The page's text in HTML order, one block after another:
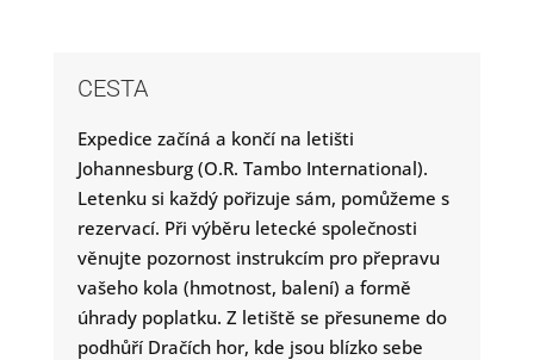
CESTA
Expedice začíná a končí na letišti
Johannesburg (O.R. Tambo International).
Letenku si každý pořizuje sám, pomůžeme s
rezervací. Při výběru letecké společnosti
věnujte pozornost instrukcím pro přepravu
vašeho kola (hmotnost, balení) a formě
úhrady poplatku. Z letiště se přesuneme do
podhůří Dračích hor, kde jsou blízko sebe